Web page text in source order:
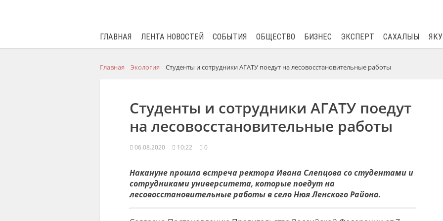
ГЛАВНАЯ ЛЕНТА НОВОСТЕЙ СОБЫТИЯ ОБЩЕСТВО БИЗНЕС ЭКСПЕРТ САХАЛЫЫ
Главная Экология Студенты и сотрудники АГАТУ поедут на лесовосстановительные работы
Студенты и сотрудники АГАТУ поедут
на лесовосстановительные работы
06.08.2020 10:22 0
Накануне прошла встреча ректора Ивана Слепцова со студентами и
сотрудниками университета, которые поедут на
лесовосстановительные работы в селоНюяЛенского Района.